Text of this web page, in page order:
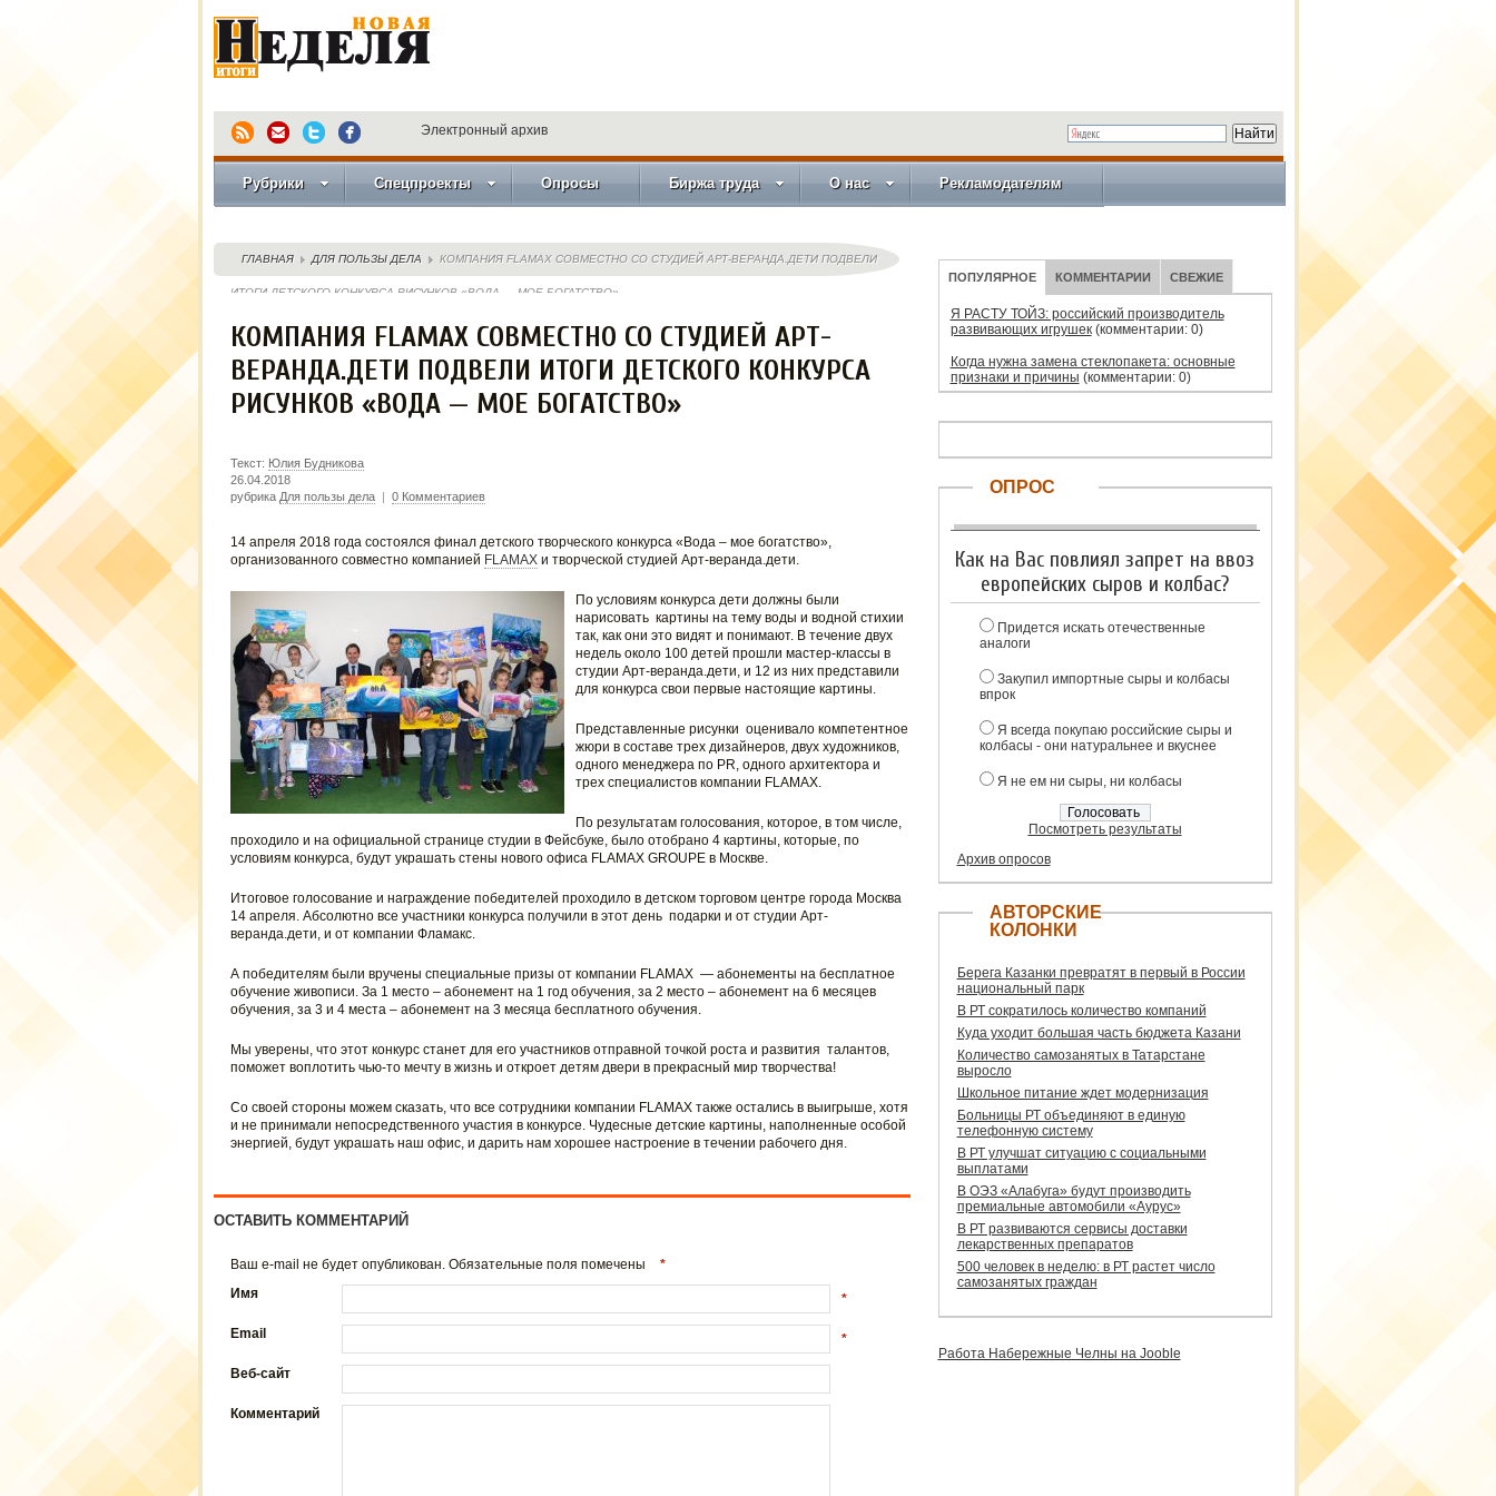
Электронный архив
Рубрики Спецпроекты Опросы Биржа труда О нас Рекламодателям
ГЛАВНАЯ ДЛЯ ПОЛЬЗЫ ДЕЛА КОМПАНИЯ FLAMAX СОВМЕСТНО СО СТУДИЕЙ АРТ-ВЕРАНДА.ДЕТИ ПОДВЕЛИ
ИТОГИ ДЕТСКОГО КОНКУРСА РИСУНКОВ «ВОДА — МОЕ БОГАТСТВО»
КОМПАНИЯ FLAMAX СОВМЕСТНО СО СТУДИЕЙ АРТ-
ВЕРАНДА.ДЕТИ ПОДВЕЛИ ИТОГИ ДЕТСКОГО КОНКУРСА
РИСУНКОВ «ВОДА — МОЕ БОГАТСТВО»
Текст: Юлия Будникова
26.04.2018
рубрика Для пользы дела | 0 Комментариев
14 апреля 2018 года состоялся финал детского творческого конкурса «Вода – мое богатство»,
организованного совместно компанией FLAMAXи творческой студией Арт-веранда.дети.
По условиям конкурса дети должны были
нарисовать картины на тему воды и водной стихии
так, как они это видят и понимают. В течение двух
недель около 100 детей прошли мастер-классы в
студии Арт-веранда.дети, и 12 из них представили
для конкурса свои первые настоящие картины.
Представленные рисунки оценивало компетентное
жюри в составе трех дизайнеров, двух художников,
одного менеджера по PR, одного архитектора и
трех специалистов компании FLAMAX.
По результатам голосования, которое, в том числе,
проходило и на официальной странице студии в Фейсбуке, было отобрано 4 картины, которые, по
условиям конкурса, будут украшать стены нового офиса FLAMAX GROUPE в Москве.
Итоговое голосование и награждение победителей проходило в детском торговом центре города Москва
14 апреля. Абсолютно все участники конкурса получили в этот день подарки и от студии Арт-
веранда.дети, и от компании Фламакс.
А победителям были вручены специальные призы от компании FLAMAX — абонементы на бесплатное
обучение живописи. За 1 место – абонемент на 1 год обучения, за 2 место – абонемент на 6 месяцев
обучения, за 3 и 4 места – абонемент на 3 месяца бесплатного обучения.
Мы уверены, что этот конкурс станет для его участников отправной точкой роста и развития талантов,
поможет воплотить чью-то мечту в жизнь и откроет детям двери в прекрасный мир творчества!
Со своей стороны можем сказать, что все сотрудники компании FLAMAX также остались в выигрыше, хотя
и не принимали непосредственного участия в конкурсе. Чудесные детские картины, наполненные особой
энергией, будут украшать наш офис, и дарить нам хорошее настроение в течении рабочего дня.
ОСТАВИТЬ КОММЕНТАРИЙ
Ваш e-mail не будет опубликован. Обязательные поля помечены
*
Имя
*
Email *
Веб-сайт
Комментарий
ПОПУЛЯРНОЕ КОММЕНТАРИИ СВЕЖИЕ
Я РАСТУ ТОЙЗ: российский производитель
развивающих игрушек(комментарии: 0)
Когда нужна замена стеклопакета: основные
признаки и причины (комментарии: 0)
ОПРОС
Как на Вас повлиял запрет на ввоз
европейских сыров и колбас?
Придется искать отечественные
аналоги
Закупил импортные сыры и колбасы
впрок
Я всегда покупаю российские сыры и
колбасы - они натуральнее и вкуснее
Я не ем ни сыры, ни колбасы
Посмотреть результаты
Архив опросов
АВТОРСКИЕ
КОЛОНКИ
Берега Казанки превратят в первый в России
национальный парк
В РТ сократилось количество компаний
Куда уходит большая часть бюджета Казани
Количество самозанятых в Татарстане
выросло
Школьное питание ждет модернизация
Больницы РТ объединяют в единую
телефонную систему
В РТ улучшат ситуацию с социальными
выплатами
В ОЭЗ «Алабуга» будут производить
премиальные автомобили «Аурус»
В РТ развиваются сервисы доставки
лекарственных препаратов
500 человек в неделю: в РТ растет число
самозанятых граждан
Работа Набережные Челны на Jooble